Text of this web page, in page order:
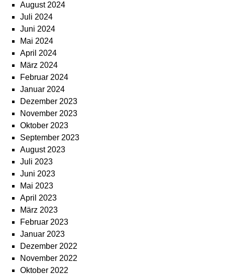
August 2024
Juli 2024
Juni 2024
Mai 2024
April 2024
März 2024
Februar 2024
Januar 2024
Dezember 2023
November 2023
Oktober 2023
September 2023
August 2023
Juli 2023
Juni 2023
Mai 2023
April 2023
März 2023
Februar 2023
Januar 2023
Dezember 2022
November 2022
Oktober 2022